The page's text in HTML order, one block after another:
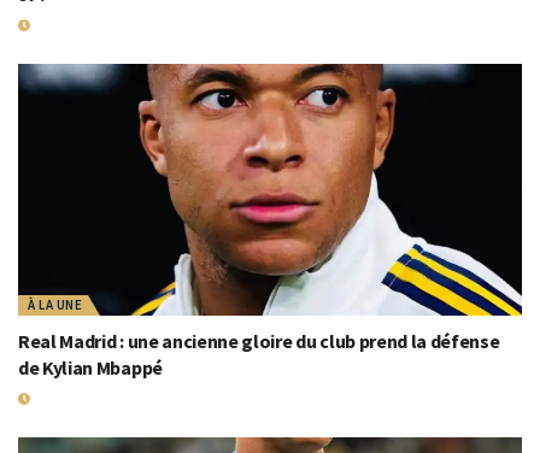
À LA UNE
Real Madrid : une ancienne gloire du club prend la défense
de Kylian Mbappé